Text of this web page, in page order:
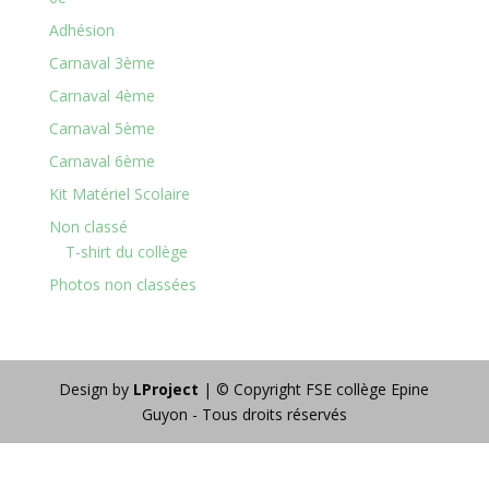
Adhésion
Carnaval 3ème
Carnaval 4ème
Carnaval 5ème
Carnaval 6ème
Kit Matériel Scolaire
Non classé
T-shirt du collège
Photos non classées
Design by LProject | © Copyright FSE collège Epine
Guyon - Tous droits réservés